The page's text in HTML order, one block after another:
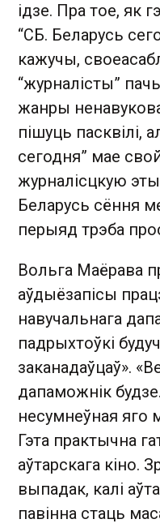
ідзе. Пра тое, як
“СБ. Беларусь
кажучы,
“журналісты”
жанры
пішуць пасквілі,
сегодня” мае
журналісцкую
Беларусь сёння
перыяд трэба
Вольга Маёрава
аўдыёзапісы
навучальнага
падрыхтоўкі
заканадаўцаў».
дапаможнік
несумнеўная яго
Гэта практычна
аўтарскага кіно.
выпадак, калі
павінна стаць